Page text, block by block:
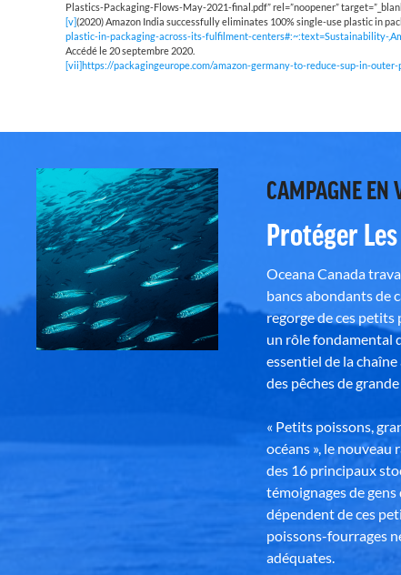
Plastics-Packaging-Flows-May-2021-final.pdf” rel=”noopener”
[v](2020) Amazon India successfully eliminates 100% single-use plastic in
plastic-in-packaging-across-its-fulfilment-centers#:~:text=Sustainability-
Accédé le 20 septembre 2020.
[vii]https://packagingeurope.com/amazon-germany-to-reduce-sup-in-
CAMPAGNE EN
Protéger
Oceana Canada
bancs abondants de
regorge de ces
un rôle fondamental
essentiel de la
des pêches de
« Petits poissons,
océans », le
des 16 principaux
témoignages de
dépendent de ces
poissons-fourrages
adéquates.